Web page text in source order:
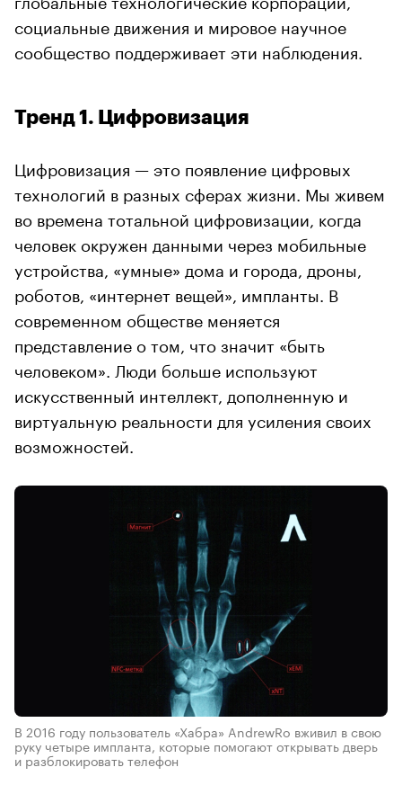
социальные движения и мировое научное
сообщество поддерживает эти наблюдения.
Тренд 1. Цифровизация
Цифровизация — это появление цифровых
технологий в разных сферах жизни. Мы живем
во времена тотальной цифровизации, когда
человек окружен данными через мобильные
устройства, «умные» дома и города, дроны,
роботов, «интернет вещей», импланты. В
современном обществе меняется
представление о том, что значит «быть
человеком». Люди больше используют
искусственный интеллект, дополненную и
виртуальную реальности для усиления своих
возможностей.
В 2016 году пользователь «Хабра» AndrewRo вживил в свою
руку четыре импланта, которые помогают открывать дверь
и разблокировать телефон